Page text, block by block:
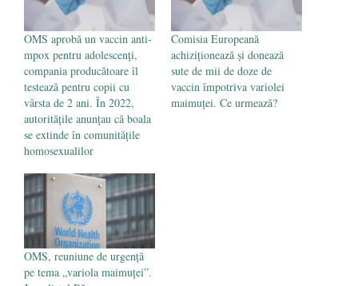
OMS aprobă un vaccin anti-
mpox pentru adolescenți,
compania producătoare îl
testează pentru copii cu
vârsta de 2 ani. În 2022,
autoritățile anunțau că boala
se extinde în comunitățile
homosexualilor
Comisia Europeană
achiziționează și donează
sute de mii de doze de
vaccin împotriva variolei
maimuței. Ce urmează?
OMS, reuniune de urgență
pe tema „variola maimuței”.